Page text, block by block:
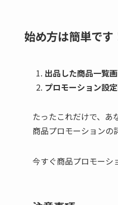
始め方は簡単です
出品した商品一覧
プロモーション設
たったこれだけで、あ
商品プロモーションの
今すぐ商品プロモーシ